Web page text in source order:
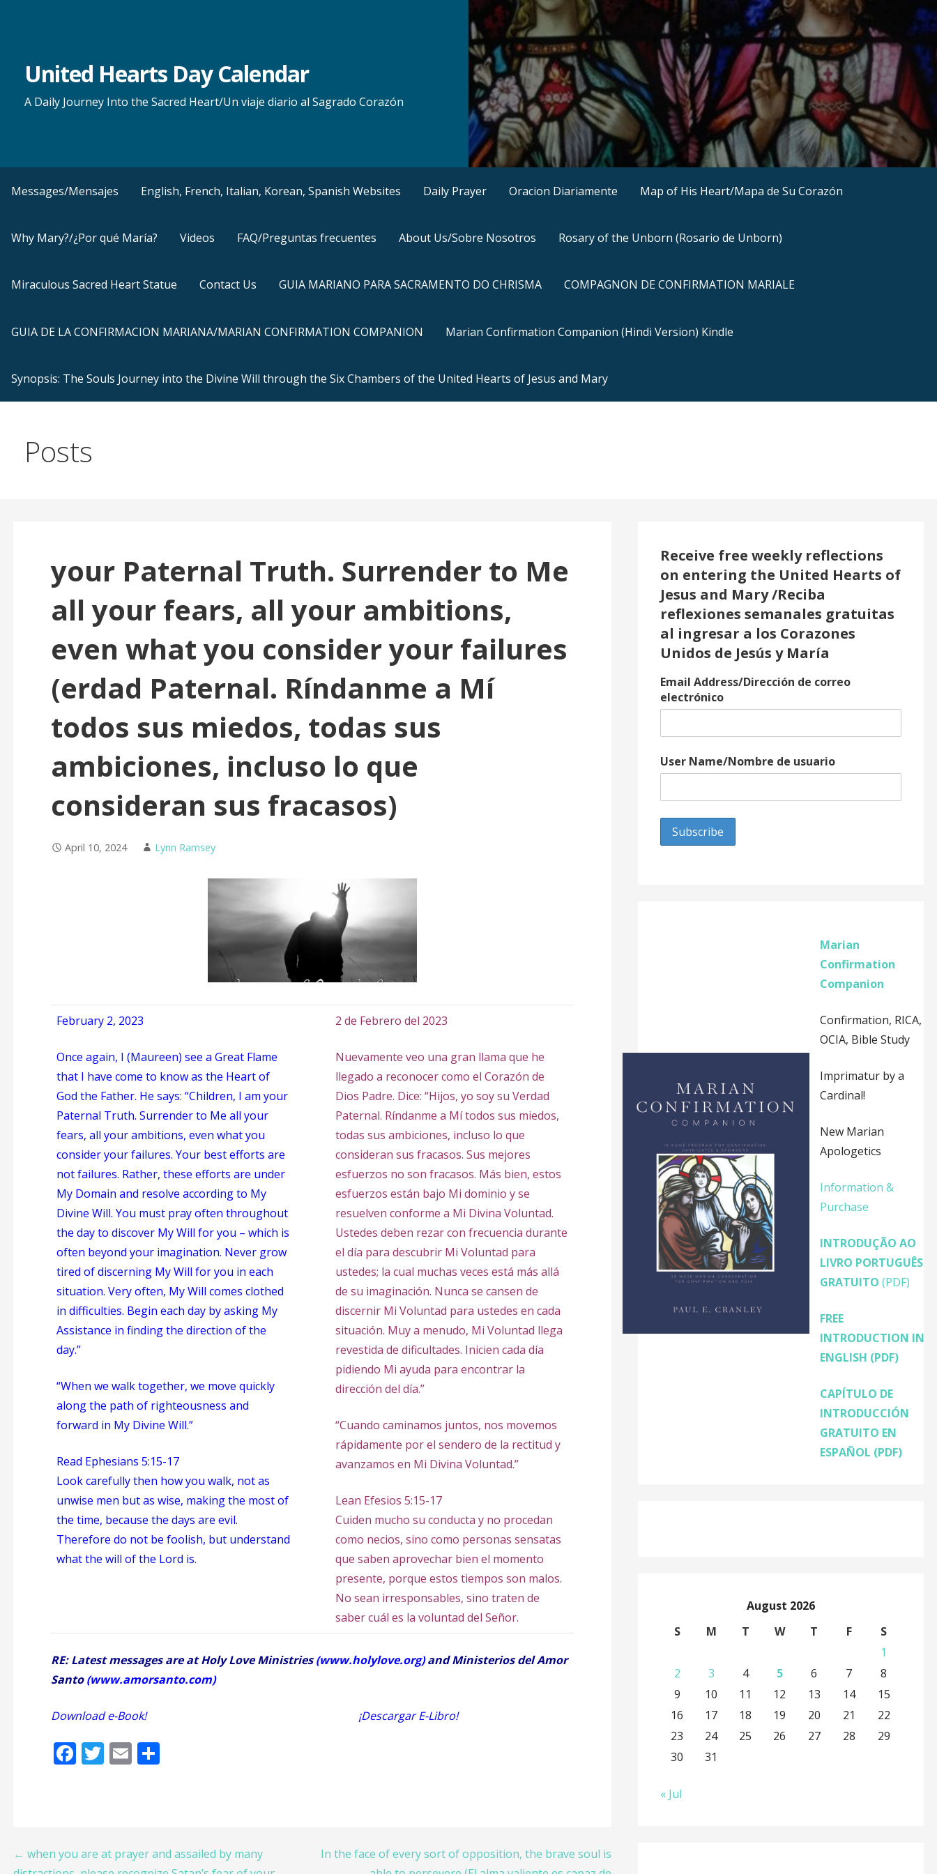
United Hearts Day Calendar
A Daily Journey Into the Sacred Heart/Un viaje diario al Sagrado Corazón
Messages/Mensajes English, French, Italian, Korean, Spanish Websites Daily Prayer Oracion Diariamente Map of His Heart/Mapa de Su Corazón
Why Mary?/¿Por qué María? Videos FAQ/Preguntas frecuentes About Us/Sobre Nosotros Rosary of the Unborn (Rosario de Unborn)
Miraculous Sacred Heart Statue Contact Us GUIA MARIANO PARA SACRAMENTO DO CHRISMA COMPAGNON DE CONFIRMATION MARIALE
GUIA DE LA CONFIRMACION MARIANA/MARIAN CONFIRMATION COMPANION Marian Confirmation Companion (Hindi Version) Kindle
Synopsis: The Souls Journey into the Divine Will through the Six Chambers of the United Hearts of Jesus and Mary
Posts
your Paternal Truth. Surrender to Me
all your fears, all your ambitions,
even what you consider your failures
(erdad Paternal. Ríndanme a Mí
todos sus miedos, todas sus
ambiciones, incluso lo que
consideran sus fracasos)
April 10, 2024 Lynn Ramsey
February 2, 2023
Once again, I (Maureen) see a Great Flame
that I have come to know as the Heart of
God the Father. He says: “Children, I am your
Paternal Truth. Surrender to Me all your
fears, all your ambitions, even what you
consider your failures. Your best efforts are
not failures. Rather, these efforts are under
My Domain and resolve according to My
Divine Will. You must pray often throughout
the day to discover My Will for you – which is
often beyond your imagination. Never grow
tired of discerning My Will for you in each
situation. Very often, My Will comes clothed
in difficulties. Begin each day by asking My
Assistance in finding the direction of the
day.”
“When we walk together, we move quickly
along the path of righteousness and
forward in My Divine Will.”
Read Ephesians 5:15-17
Look carefully then how you walk, not as
unwise men but as wise, making the most of
the time, because the days are evil.
Therefore do not be foolish, but understand
what the will of the Lord is.
2 de Febrero del 2023
Nuevamente veo una gran llama que he
llegado a reconocer como el Corazón de
Dios Padre. Dice: “Hijos, yo soy su Verdad
Paternal. Ríndanme a Mí todos sus miedos,
todas sus ambiciones, incluso lo que
consideran sus fracasos. Sus mejores
esfuerzos no son fracasos. Más bien, estos
esfuerzos están bajo Mi dominio y se
resuelven conforme a Mi Divina Voluntad.
Ustedes deben rezar con frecuencia durante
el día para descubrir Mi Voluntad para
ustedes; la cual muchas veces está más allá
de su imaginación. Nunca se cansen de
discernir Mi Voluntad para ustedes en cada
situación. Muy a menudo, Mi Voluntad llega
revestida de dificultades. Inicien cada día
pidiendo Mi ayuda para encontrar la
dirección del día.”
“Cuando caminamos juntos, nos movemos
rápidamente por el sendero de la rectitud y
avanzamos en Mi Divina Voluntad.”
Lean Efesios 5:15-17
Cuiden mucho su conducta y no procedan
como necios, sino como personas sensatas
que saben aprovechar bien el momento
presente, porque estos tiempos son malos.
No sean irresponsables, sino traten de
saber cuál es la voluntad del Señor.
RE: Latest messages are at Holy Love Ministries(www.holylove.org)and Ministerios del Amor
Santo(www.amorsanto.com)
Download e-Book! ¡Descargar E-Libro!
F
o
T E S
Post
← when you are at prayer and assailed by many
In the face of every sort of opposition, the brave soul is
Receive free weekly reflections
on entering the United Hearts of
Jesus and Mary /Reciba
reflexiones semanales gratuitas
al ingresar a los Corazones
Unidos de Jesús y María
Email Address/Dirección de correo
electrónico
User Name/Nombre de usuario
Marian
Confirmation
Companion
Confirmation, RICA,
OCIA, Bible Study
Imprimatur by a
Cardinal!
New Marian
Apologetics
Information &
Purchase
INTRODUÇÃO AO
LIVRO PORTUGUÊS
GRATUITO (PDF)
FREE
INTRODUCTION IN
ENGLISH (PDF)
CAPÍTULO DE
INTRODUCCIÓN
GRATUITO EN
ESPAÑOL (PDF)
August 2026
S
M T W T F
S
1
2
3 4 5 6 7
8
9
10 11 12 13 14
15
16
17 18 19 20 21
22
23
24 25 26 27 28
29
30
31
« Jul